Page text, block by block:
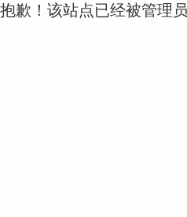
抱歉！该站点已经被管理